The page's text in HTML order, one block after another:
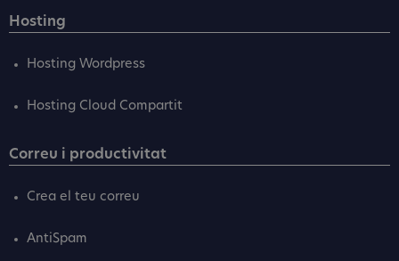
Hosting
Hosting Wordpress
Hosting Cloud Compartit
Correu i productivitat
Crea el teu correu
AntiSpam